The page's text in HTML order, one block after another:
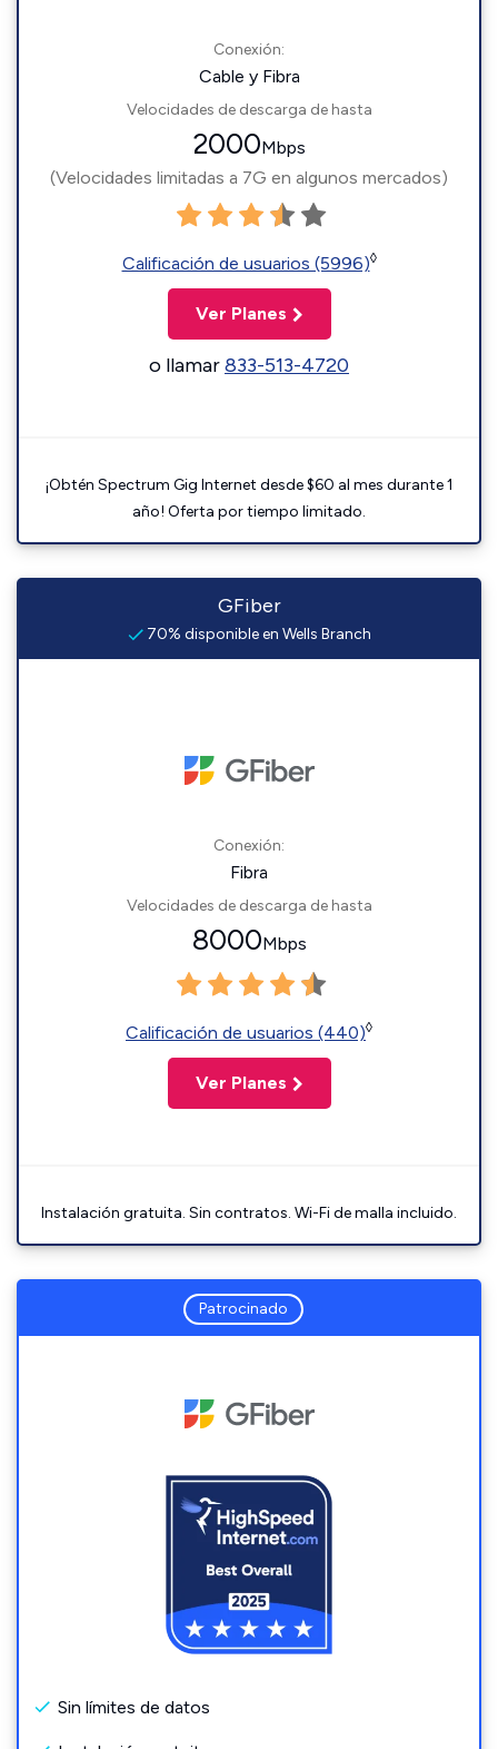
Conexión:
Cable y Fibra
Velocidades de descarga de hasta
2000Mbps
(Velocidades limitadas a 7G en algunos mercados)
Calificación de usuarios (5996)◊
Ver Planes
o llamar833-513-4720
¡Obtén Spectrum Gig Internet desde $60 al mes durante 1
año! Oferta por tiempo limitado.
GFiber
70% disponible en Wells Branch
Conexión:
Fibra
Velocidades de descarga de hasta
8000Mbps
Calificación de usuarios (440)◊
Ver Planes
Instalación gratuita. Sin contratos. Wi-Fi de malla incluido.
Patrocinado
Sin límites de datos